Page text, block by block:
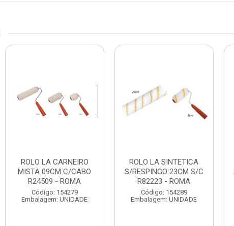
ROLO LA CARNEIRO
MISTA 09CM C/CABO
R24509 - ROMA
Código: 154279
Embalagem: UNIDADE
ROLO LA SINTETICA
S/RESPINGO 23CM S/C
R82223 - ROMA
Código: 154289
Embalagem: UNIDADE